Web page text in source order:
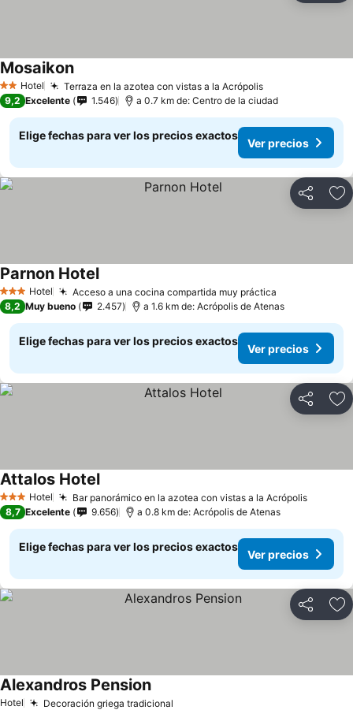
2 Estrellas
Hotel Terraza en la azotea con vistas a la Acrópolis
Mosaikon
9,2 Excelente 1.546 a 0.7 km de: Centro de la ciudad
Elige fechas para ver los precios exactos
Ver precios
Compartir
3 Estrellas
Hotel Acceso a una cocina compartida muy práctica
Parnon Hotel
8,2 Muy bueno 2.457 a 1.6 km de: Acrópolis de Atenas
Elige fechas para ver los precios exactos
Ver precios
Compartir
3 Estrellas
Hotel Bar panorámico en la azotea con vistas a la Acrópolis
Attalos Hotel
8,7 Excelente 9.656 a 0.8 km de: Acrópolis de Atenas
Elige fechas para ver los precios exactos
Ver precios
Compartir
Hotel Decoración griega tradicional
Alexandros Pension